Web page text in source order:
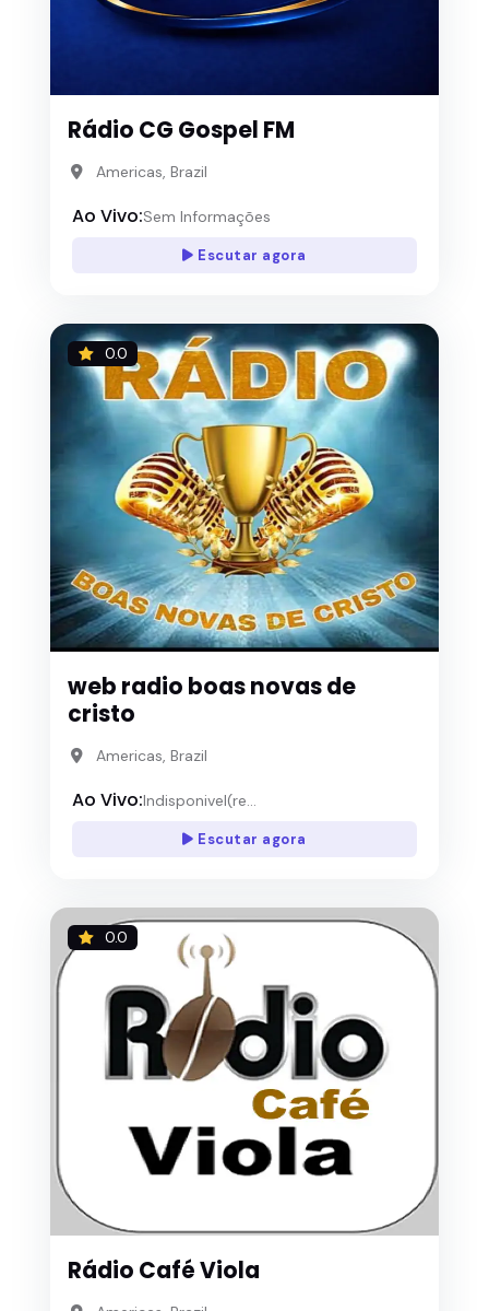
Rádio CG Gospel FM
Americas, Brazil
Ao Vivo:Sem Informações
Escutar agora
0.0
web radio boas novas de
cristo
Americas, Brazil
Ao Vivo:Indisponivel(re...
Escutar agora
0.0
Rádio Café Viola